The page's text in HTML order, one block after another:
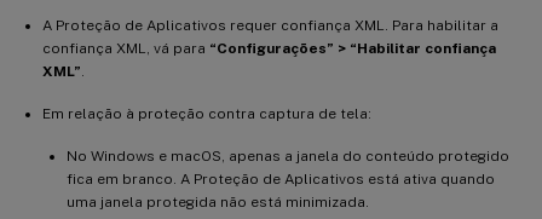
A Proteção de Aplicativos requer confiança XML. Para habilitar a
confiança XML, vá para “Configurações” > “Habilitar confiança
XML”
Em relação à proteção contra captura de tela:
No Windows e macOS, apenas a janela do conteúdo protegido
fica em branco. A Proteção de Aplicativos está ativa quando
uma janela protegida não está minimizada.